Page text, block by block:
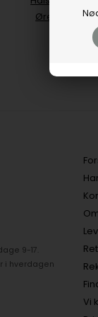
Øreringe
9-17.
i hverdagen
Vi